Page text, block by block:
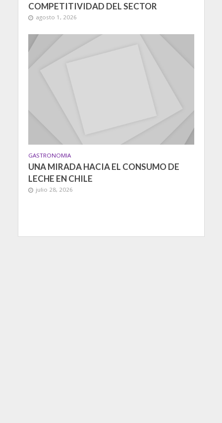
COMPETITIVIDAD DEL SECTOR
agosto 1, 2026
GASTRONOMIA
UNA MIRADA HACIA EL CONSUMO DE
LECHE EN CHILE
julio 28, 2026